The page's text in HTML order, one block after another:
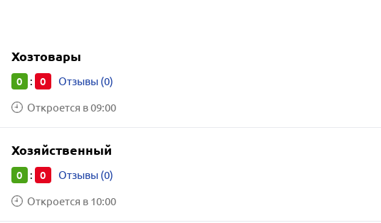
Хозтовары
0 : 0 Отзывы (0)
Откроется в 09:00
Хозяйственный
0 : 0 Отзывы (0)
Откроется в 10:00